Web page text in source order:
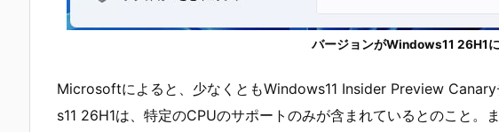
バージョンがWindows11 26H1に
Microsoftによると、少なくともWindows11 Insider Preview
s11 26H1は、特定のCPUのサポートのみが含まれているとのこと。